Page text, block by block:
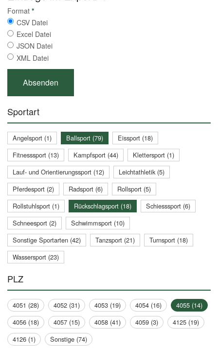
Format *
CSV Datei
Excel Datei
JSON Datei
XML Datei
Sportart
Angelsport (1) Ballsport (79)
Eissport (18)
Fitnesssport (13)
Kampfsport (44)
Klettersport (1)
Lauf- und Orientierungssport (12)
Leichtathletik (5)
Pferdesport (2)
Radsport (6)
Rollsport (5)
Rollstuhlsport (1)
Rückschlagsport (18)
Schiesssport (6)
Schneesport (2)
Schwimmsport (10)
Sonstige Sportarten (42)
Tanzsport (21)
Turnsport (18)
Wassersport (23)
PLZ
4051 (28) 4052 (31) 4053 (19) 4054 (16)
4055 (14)
4056 (18)
4057 (15) 4058 (41) 4059 (3)
4125 (19)
4126 (1)
Sonstige (74)